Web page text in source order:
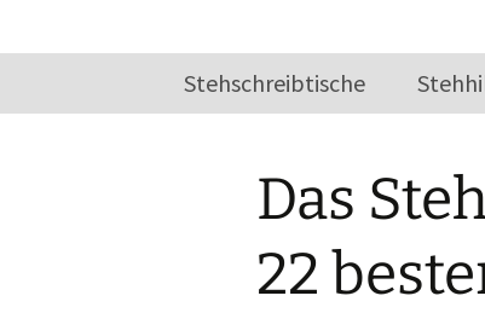
Stehschreibtische
SchreibtischDas
22